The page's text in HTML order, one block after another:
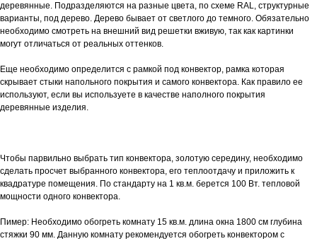
деревянные. Подразделяются на разные цвета, по схеме RAL, структурные
варианты, под дерево. Дерево бывает от светлого до темного. Обязательно
необходимо смотреть на внешний вид решетки вживую, так как картинки
могут отличаться от реальных оттенков.
Еще необходимо определится с рамкой под конвектор, рамка которая
скрывает стыки напольного покрытия и самого конвектора. Как правило ее
используют, если вы используете в качестве наполного покрытия
деревянные изделия.
Чтобы парвильно выбрать тип конвектора, золотую середину, необходимо
сделать просчет выбранного конвектора, его теплоотдачу и приложить к
квадратуре помещения. По стандарту на 1 кв.м. берется 100 Вт. тепловой
мощности одного конвектора.
Пимер: Необходимо обогреть комнату 15 кв.м. длина окна 1800 см глубина
стяжки 90 мм. Данную комнату рекомендуется обогреть конвектором с
2024 © LeBrama. Все права защищены
Политика конфиденциальности